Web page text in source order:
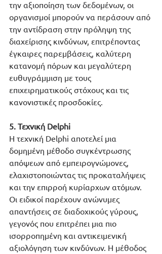
την αξιοποίηση των δεδομένων, οι
οργανισμοί μπορούν να περάσουν από
την αντίδραση στην πρόληψη της
διαχείρισης κινδύνων, επιτρέποντας
έγκαιρες παρεμβάσεις, καλύτερη
κατανομή πόρων και μεγαλύτερη
ευθυγράμμιση με τους
επιχειρηματικούς στόχους και τις
κανονιστικές προσδοκίες.
5. Τεχνική Delphi
Η τεχνική Delphi αποτελεί μια
δομημένη μέθοδο συγκέντρωσης
απόψεων από εμπειρογνώμονες,
ελαχιστοποιώντας τις προκαταλήψεις
και την επιρροή κυρίαρχων ατόμων.
Οι ειδικοί παρέχουν ανώνυμες
απαντήσεις σε διαδοχικούς γύρους,
γεγονός που επιτρέπει μια πιο
ισορροπημένη και αντικειμενική
αξιολόγηση των κινδύνων. Η μέθοδος